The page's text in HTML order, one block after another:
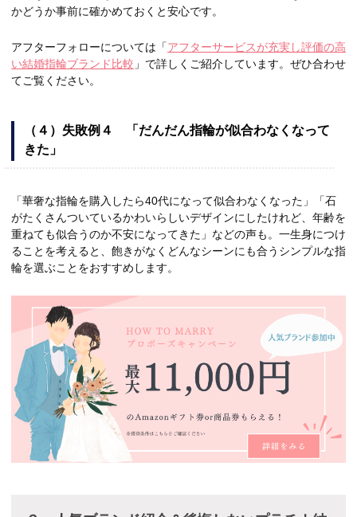
かどうか事前に確かめておくと安心です。
アフターフォローについては「アフターサービスが充実し評価の高
い結婚指輪ブランド比較 」で詳しくご紹介しています。ぜひ合わせ
てご覧ください。
（４）失敗例４ 「だんだん指輪が似合わなくなって
きた」
「華奢な指輪を購入したら40代になって似合わなくなった」「石
がたくさんついているかわいらしいデザインにしたけれど、年齢を
重ねても似合うのか不安になってきた」などの声も。一生身につけ
ることを考えると、飽きがなくどんなシーンにも合うシンプルな指
輪を選ぶことをおすすめします。